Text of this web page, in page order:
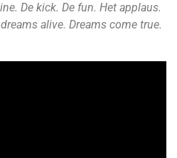
De kick. De fun. Het applaus.
alive. Dreams come true.